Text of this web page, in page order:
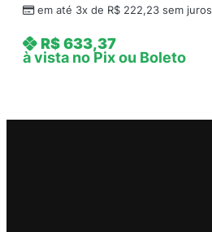
em até 3x de R$ 222,23 sem juros
R$633,37
à vista no Pix ou Boleto